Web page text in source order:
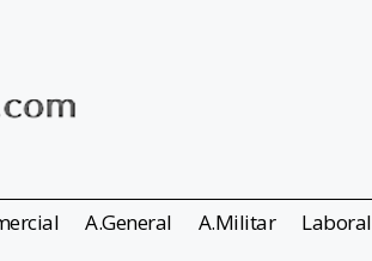
A.General A.Militar Laboral